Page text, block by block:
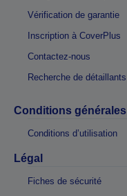
Vérification de garantie
Inscription à CoverPlus
Contactez-nous
Recherche de détaillants
Conditions générales
Conditions d’utilisation
Légal
Fiches de sécurité